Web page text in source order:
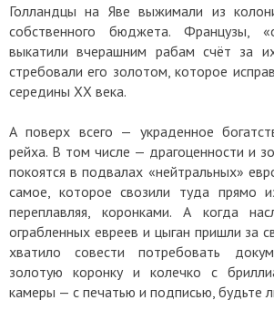
Голландцы на Яве выжимали из
собственного бюджета. Французы,
выкатили вчерашним рабам счёт за
стребовали его золотом, которое
середины XX века.
А поверх всего — украденное
рейха. В том числе — драгоценности и
покоятся в подвалах «нейтральных»
самое, которое свозили туда прямо
переплавляя, коронками. А когда
ограбленных евреев и цыган пришли за
хватило совести потребовать
золотую коронку и колечко с
камеры — с печатью и подписью, будьте